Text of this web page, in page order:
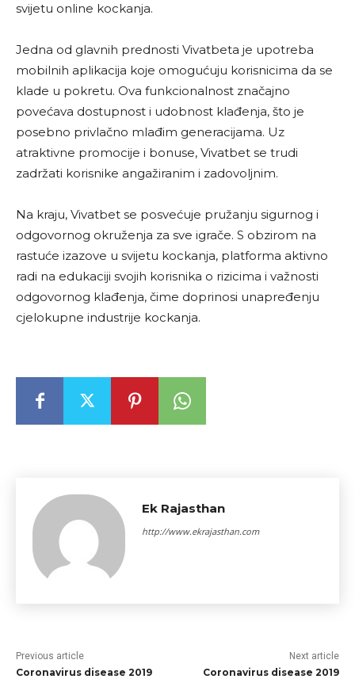
svijetu online kockanja.
Jedna od glavnih prednosti Vivatbeta je upotreba
mobilnih aplikacija koje omogućuju korisnicima da se
klade u pokretu. Ova funkcionalnost značajno
povećava dostupnost i udobnost klađenja, što je
posebno privlačno mlađim generacijama. Uz
atraktivne promocije i bonuse, Vivatbet se trudi
zadržati korisnike angažiranim i zadovoljnim.
Na kraju, Vivatbet se posvećuje pružanju sigurnog i
odgovornog okruženja za sve igrače. S obzirom na
rastuće izazove u svijetu kockanja, platforma aktivno
radi na edukaciji svojih korisnika o rizicima i važnosti
odgovornog klađenja, čime doprinosi unapređenju
cjelokupne industrije kockanja.
Ek Rajasthan
http://www.ekrajasthan.com
Previous article
Coronavirus disease 2019
Next article
Coronavirus disease 2019